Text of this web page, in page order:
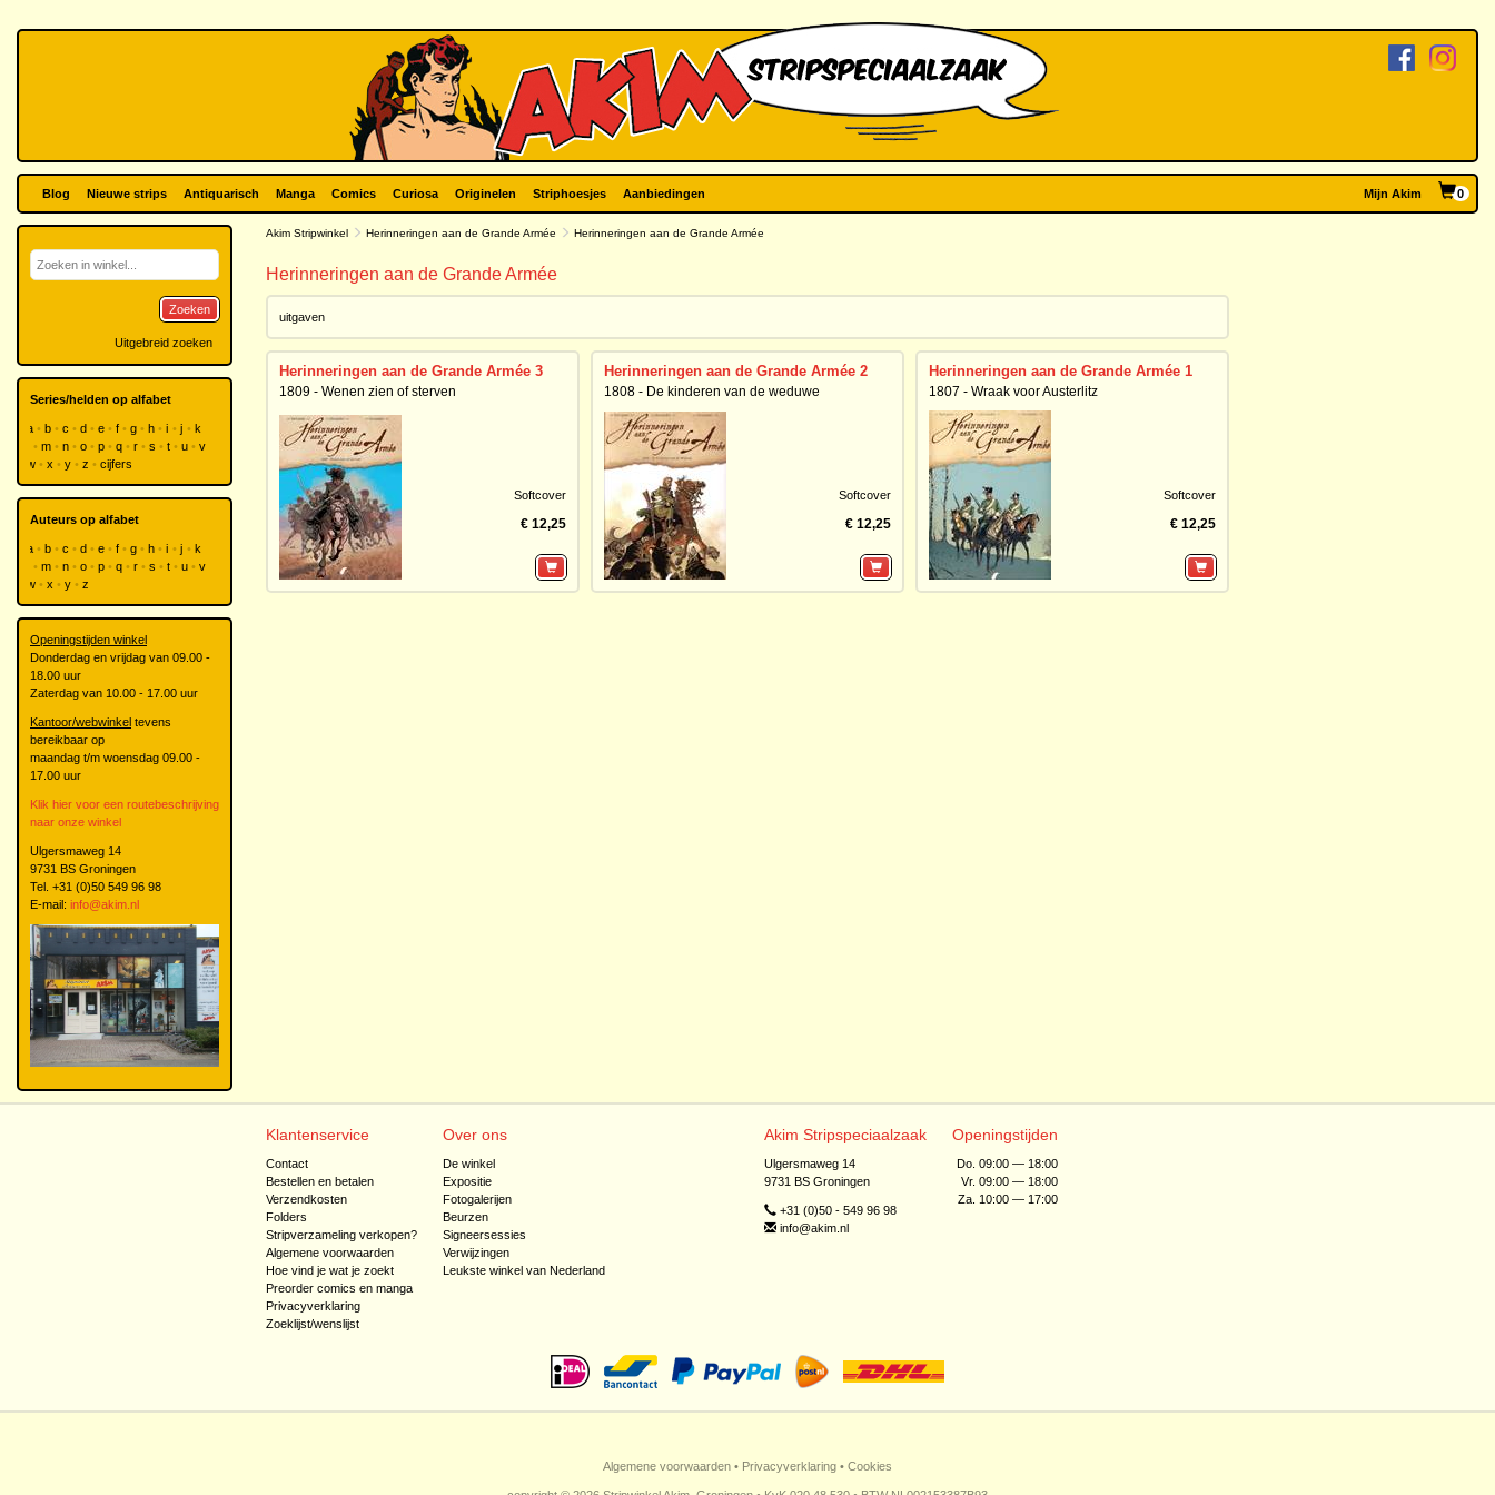
Blog Nieuwe strips Antiquarisch Manga Comics Curiosa Originelen Striphoesjes Aanbiedingen Mijn Akim 0
Akim Stripwinkel Herinneringen aan de Grande Armée Herinneringen aan de Grande Armée
Herinneringen aan de Grande Armée
uitgaven
Herinneringen aan de Grande Armée 3
1809 - Wenen zien of sterven
Softcover
€ 12,25
Herinneringen aan de Grande Armée 2
1808 - De kinderen van de weduwe
Softcover
€ 12,25
Herinneringen aan de Grande Armée 1
1807 - Wraak voor Austerlitz
Softcover
€ 12,25
Zoeken
Uitgebreid zoeken
Series/helden op alfabet
a b c d e f g h i j
k
m n o p q r s t u
v
w
x y z cijfers
Auteurs op alfabet
a b c d e f g h i j
k
m n o p q r s t u
v
w
x y z
Openingstijden winkel
Donderdag en vrijdag van 09.00 -
18.00 uur
Zaterdag van 10.00 - 17.00 uur
Kantoor/webwinkel tevens
bereikbaar op
maandag t/m woensdag 09.00 -
17.00 uur
Klik hier voor een routebeschrijving
naar onze winkel
Ulgersmaweg 14
9731 BS Groningen
Tel. +31 (0)50 549 96 98
E-mail: info@akim.nl
Klantenservice
Contact
Bestellen en betalen
Verzendkosten
Folders
Stripverzameling verkopen?
Algemene voorwaarden
Hoe vind je wat je zoekt
Preorder comics en manga
Privacyverklaring
Zoeklijst/wenslijst
Over ons
De winkel
Expositie
Fotogalerijen
Beurzen
Signeersessies
Verwijzingen
Leukste winkel van Nederland
Akim Stripspeciaalzaak
Ulgersmaweg 14
9731 BS Groningen
+31 (0)50 - 549 96 98
info@akim.nl
Openingstijden
Do. 09:00 — 18:00
Vr. 09:00 — 18:00
Za. 10:00 — 17:00
Algemene voorwaarden • Privacyverklaring • Cookies